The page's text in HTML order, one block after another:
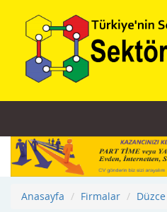
Anasayfa Firmalar Düzce